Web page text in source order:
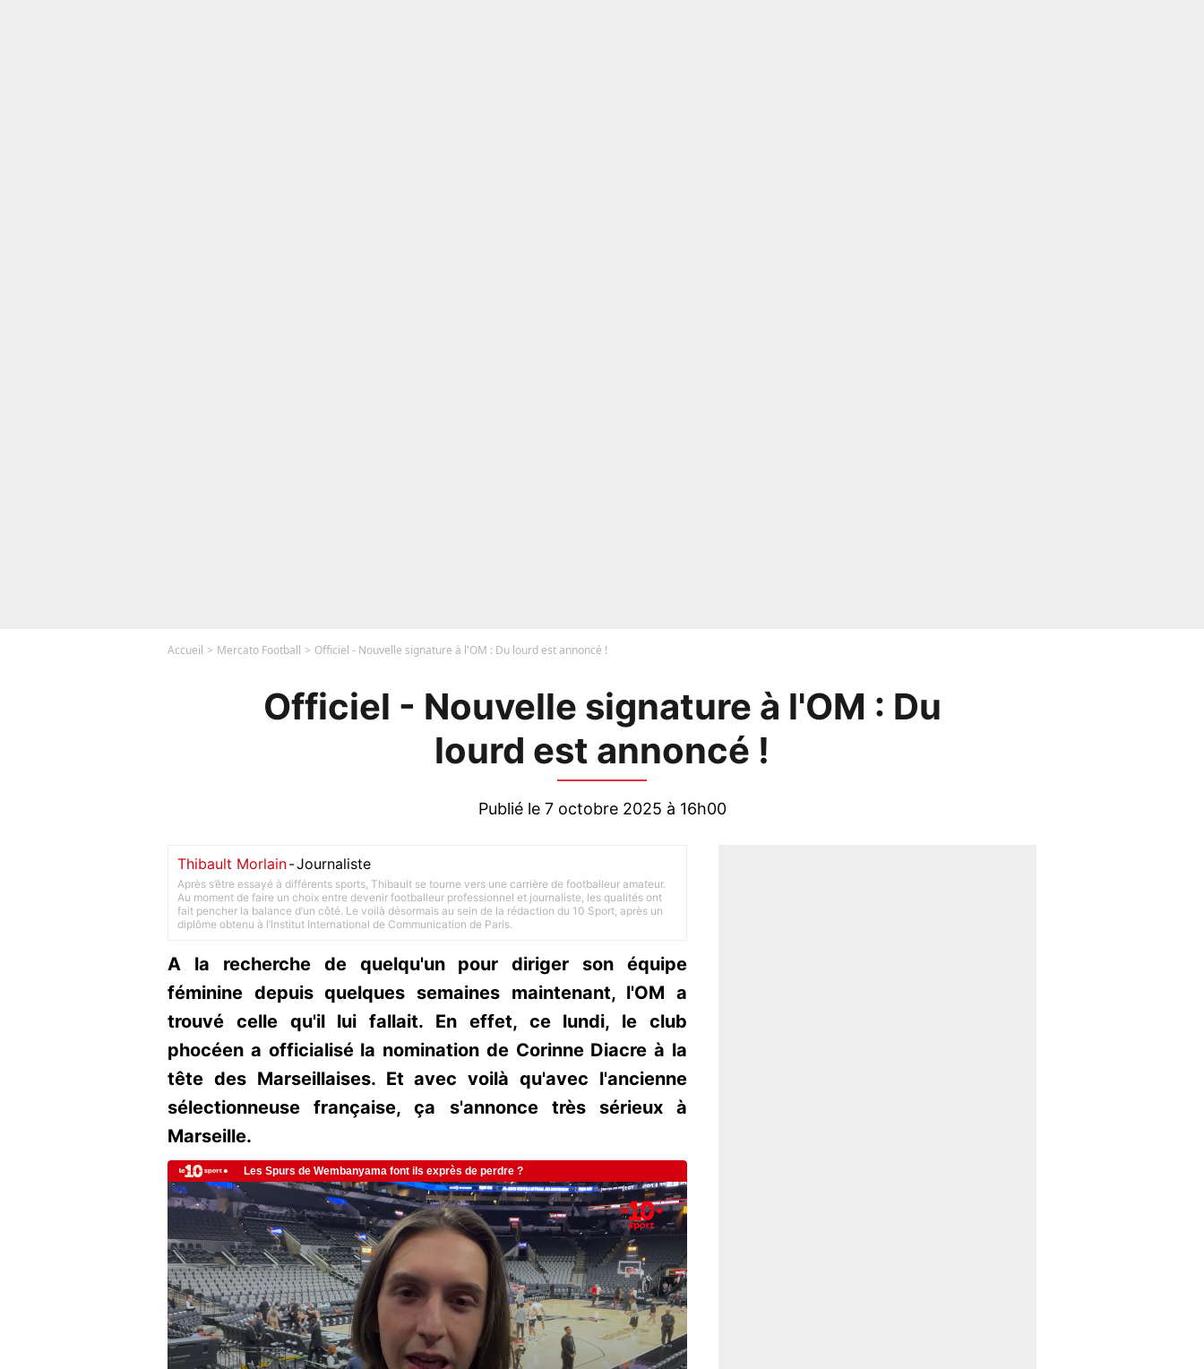
Accueil Mercato Football Officiel - Nouvelle signature à l'OM : Du lourd est annoncé !
Officiel - Nouvelle signature à l'OM : Du
lourd est annoncé !
Publié le 7 octobre 2025 à 16h00
Thibault Morlain-Journaliste
Après s’être essayé à différents sports, Thibault se tourne vers une carrière de footballeur amateur.
Au moment de faire un choix entre devenir footballeur professionnel et journaliste, les qualités ont
fait pencher la balance d’un côté. Le voilà désormais au sein de la rédaction du 10 Sport, après un
diplôme obtenu à l’Institut International de Communication de Paris.
A la recherche de quelqu'un pour diriger son équipe
féminine depuis quelques semaines maintenant, l'OM a
trouvé celle qu'il lui fallait. En effet, ce lundi, le club
phocéen a officialisé la nomination de Corinne Diacre à la
tête des Marseillaises. Et avec voilà qu'avec l'ancienne
sélectionneuse française, ça s'annonce très sérieux à
Marseille.